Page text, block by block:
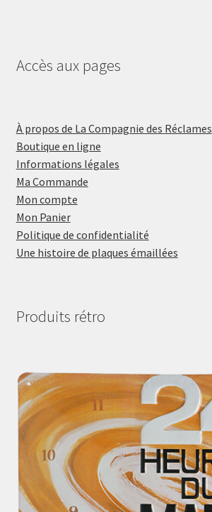
Accès aux pages
À propos de La Compagnie des Réclames
Boutique en ligne
Informations légales
Ma Commande
Mon compte
Mon Panier
Politique de confidentialité
Une histoire de plaques émaillées
Produits rétro